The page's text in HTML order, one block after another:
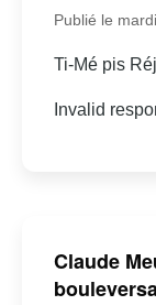
Publié le
Ti-Mé pis
Invalid
Claude